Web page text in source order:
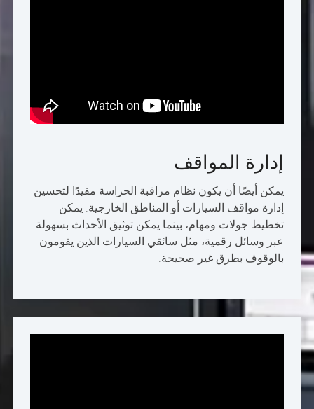
إدارة المواقف
يمكن أيضًا أن يكون نظام مراقبة الحراسة مفيدًا لتحسين
إدارة مواقف السيارات أو المناطق الخارجية. يمكن
تخطيط جولات ومهام، بينما يمكن توثيق الأحداث بسهولة
عبر وسائل رقمية، مثل سائقي السيارات الذين يقومون
بالوقوف بطرق غير صحيحة.